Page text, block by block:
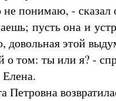
не понимаю, - сказал
пусть она и
довольная этой
том: ты или я? -
Петровна